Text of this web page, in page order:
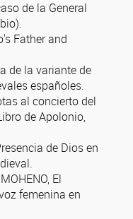
de la General
Father and
de la variante de
españoles.
al concierto del
de Apolonio,
de Dios en
El
femenina en